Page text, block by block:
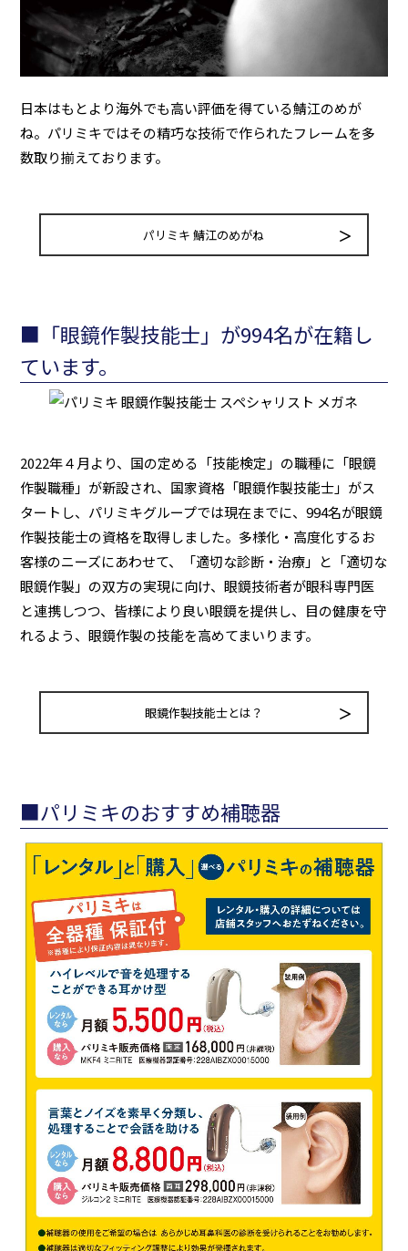
日本はもとより海外でも高い評価を得ている鯖江のめが
ね。パリミキではその精巧な技術で作られたフレームを多
数取り揃えております。
パリミキ 鯖江のめがね
■「眼鏡作製技能士」が994名が在籍し
ています。
2022年４月より、国の定める「技能検定」の職種に「眼鏡
作製職種」が新設され、国家資格「眼鏡作製技能士」がス
タートし、パリミキグループでは現在までに、994名が眼鏡
作製技能士の資格を取得しました。多様化・高度化するお
客様のニーズにあわせて、「適切な診断・治療」と「適切な
眼鏡作製」の双方の実現に向け、眼鏡技術者が眼科専門医
と連携しつつ、皆様により良い眼鏡を提供し、目の健康を守
れるよう、眼鏡作製の技能を高めてまいります。
眼鏡作製技能士とは？
■パリミキのおすすめ補聴器